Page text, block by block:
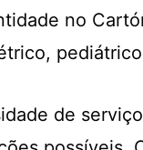
no
de